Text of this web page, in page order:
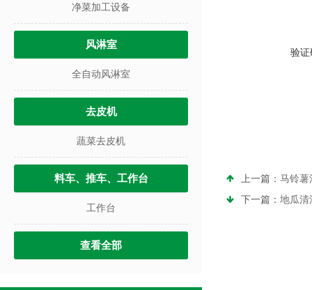
净菜加工设备
风淋室
全自动风淋室
去皮机
蔬菜去皮机
料车、推车、工作台
工作台
查看全部
验证
上一篇： 马铃薯
下一篇： 地瓜清